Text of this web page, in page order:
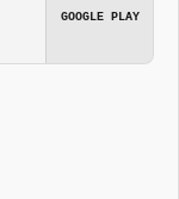
GOOGLE PLAY